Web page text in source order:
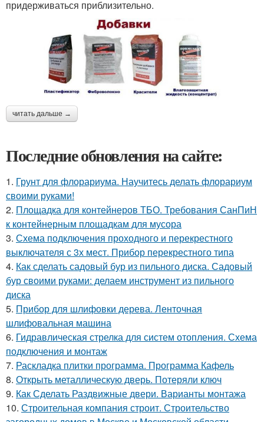
придерживаться приблизительно.
читать дальше →
Последние обновления на сайте:
1. Грунт для флорариума. Научитесь делать флорариум
своими руками!
2. Площадка для контейнеров ТБО. Требования СанПиН
к контейнерным площадкам для мусора
3. Схема подключения проходного и перекрестного
выключателя с 3х мест. Прибор перекрестного типа
4. Как сделать садовый бур из пильного диска. Садовый
бур своими руками: делаем инструмент из пильного
диска
5. Прибор для шлифовки дерева. Ленточная
шлифовальная машина
6. Гидравлическая стрелка для систем отопления. Схема
подключения и монтаж
7. Раскладка плитки программа. Программа Кафель
8. Открыть металлическую дверь. Потеряли ключ
9. Как Сделать Раздвижные двери. Варианты монтажа
10. Строительная компания строит. Строительство